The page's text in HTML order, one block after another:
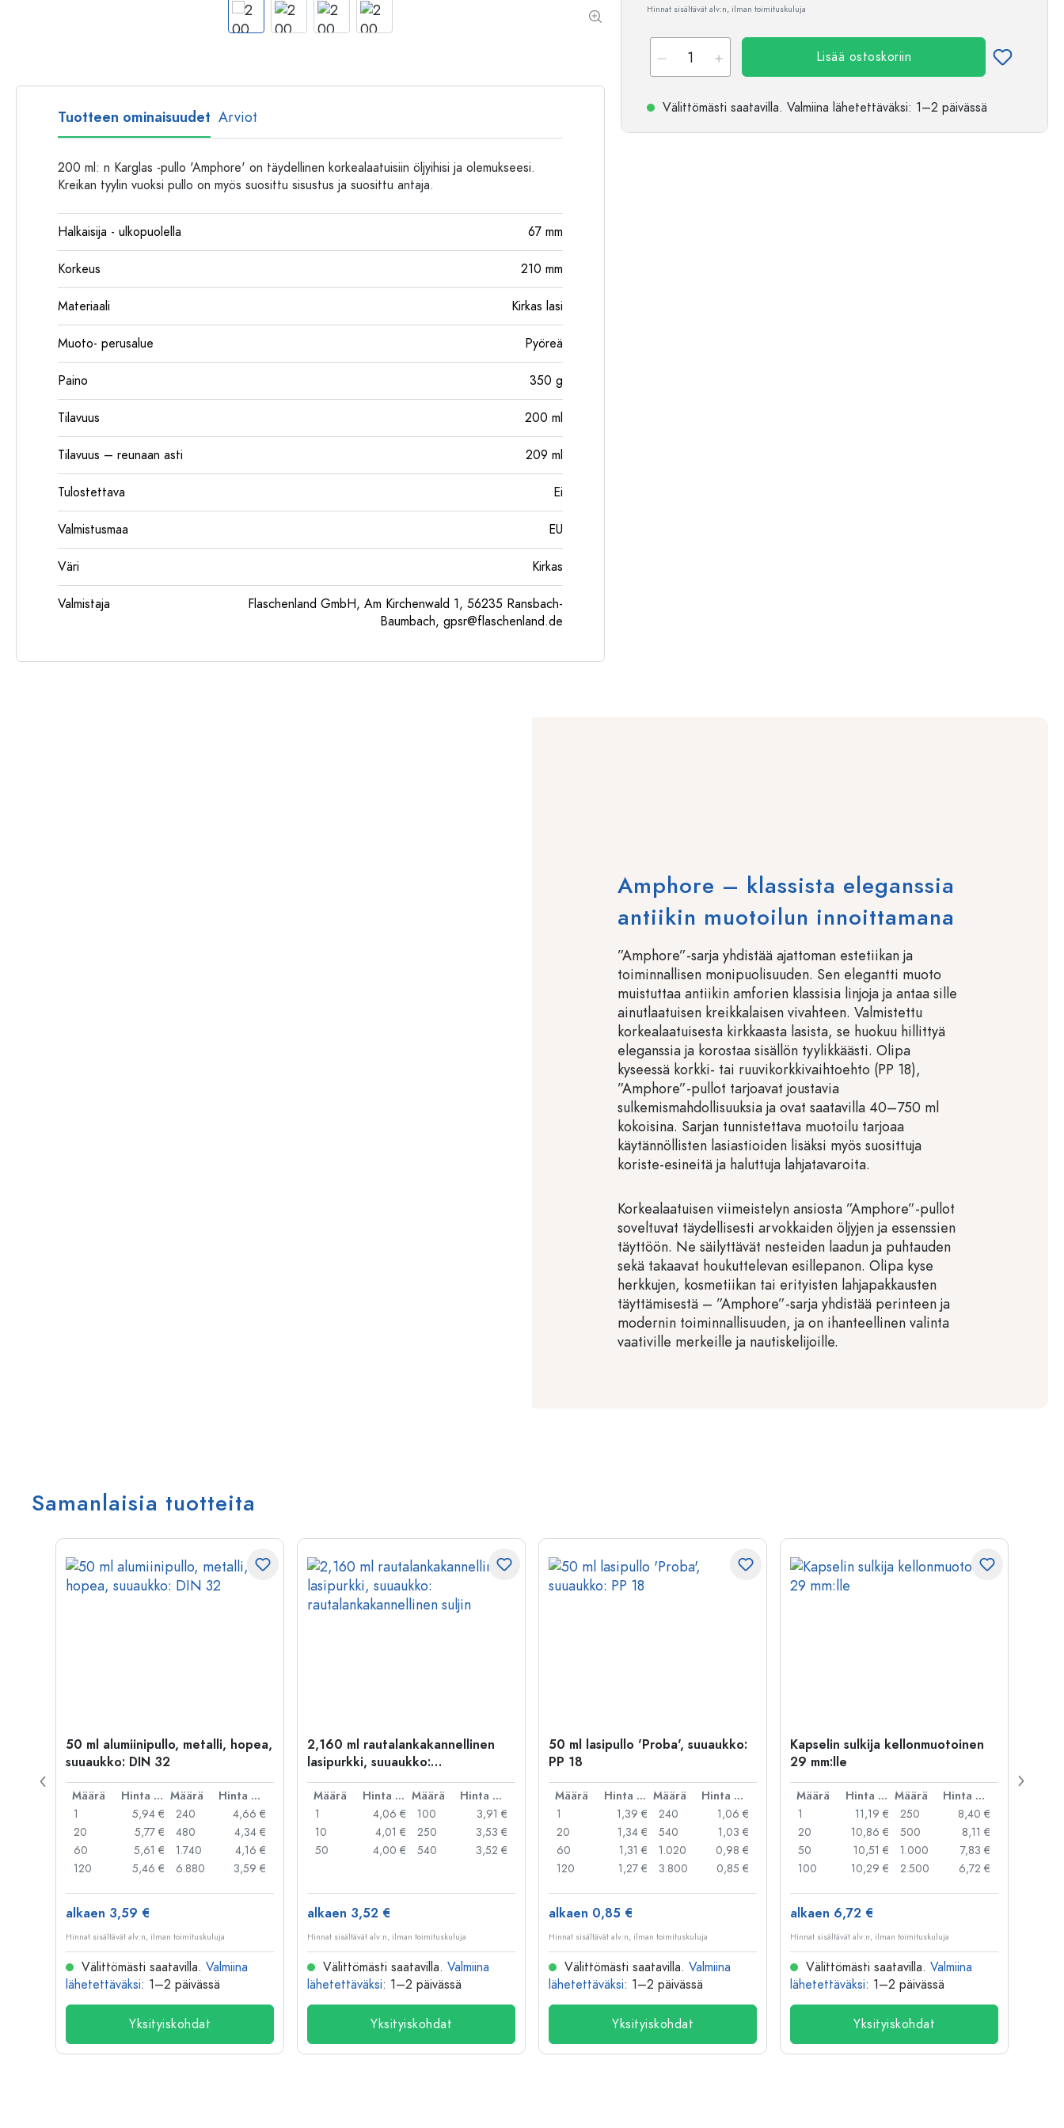
Muovipullot
Hinnat sisältävät alv:n, ilman toimituskuluja
Lisää ostoskoriin
Välittömästi saatavilla. Valmiina lähetettäväksi: 1–2 päivässä
Tuotteen ominaisuudet Arviot
200 ml: n Karglas -pullo 'Amphore' on täydellinen korkealaatuisiin öljyihisi ja olemukseesi.
Kreikan tyylin vuoksi pullo on myös suosittu sisustus ja suosittu antaja.
Halkaisija - ulkopuolella 67 mm
Korkeus 210 mm
Materiaali Kirkas lasi
Muoto- perusalue Pyöreä
Paino 350 g
Tilavuus 200 ml
Tilavuus – reunaan asti 209 ml
Tulostettava Ei
Valmistusmaa EU
Väri Kirkas
Valmistaja
Flaschenland GmbH, Am Kirchenwald 1, 56235 Ransbach-
Baumbach, gpsr@flaschenland.de
Amphore – klassista eleganssia
antiikin muotoilun innoittamana
”Amphore”-sarja yhdistää ajattoman estetiikan ja
toiminnallisen monipuolisuuden. Sen elegantti muoto
muistuttaa antiikin amforien klassisia linjoja ja antaa sille
ainutlaatuisen kreikkalaisen vivahteen. Valmistettu
korkealaatuisesta kirkkaasta lasista, se huokuu hillittyä
eleganssia ja korostaa sisällön tyylikkäästi. Olipa
kyseessä korkki- tai ruuvikorkkivaihtoehto (PP 18),
”Amphore”-pullot tarjoavat joustavia
sulkemismahdollisuuksia ja ovat saatavilla 40–750 ml
kokoisina. Sarjan tunnistettava muotoilu tarjoaa
käytännöllisten lasiastioiden lisäksi myös suosittuja
koriste-esineitä ja haluttuja lahjatavaroita.
Korkealaatuisen viimeistelyn ansiosta ”Amphore”-pullot
soveltuvat täydellisesti arvokkaiden öljyjen ja essenssien
täyttöön. Ne säilyttävät nesteiden laadun ja puhtauden
sekä takaavat houkuttelevan esillepanon. Olipa kyse
herkkujen, kosmetiikan tai erityisten lahjapakkausten
täyttämisestä – ”Amphore”-sarja yhdistää perinteen ja
modernin toiminnallisuuden, ja on ihanteellinen valinta
vaativille merkeille ja nautiskelijoille.
Samanlaisia tuotteita
50 ml alumiinipullo, metalli, hopea,
suuaukko: DIN 32
Määrä Hinta per kpl Määrä
Hinta per kpl
1
5,94 €
20
5,77 €
60
5,61 €
120
5,46 €
240
4,66 €
480
4,34 €
1.740
4,16 €
6.880
3,59 €
alkaen 3,59 €
Hinnat sisältävät alv:n, ilman toimituskuluja
Välittömästi saatavilla. Valmiina
lähetettäväksi: 1–2 päivässä
Yksityiskohdat
2,160 ml rautalankakannellinen
lasipurkki, suuaukko:
rautalankakannellinen suljin
Määrä Hinta per kpl Määrä
Hinta per kpl
1
4,06 €
10
4,01 €
50
4,00 €
100
3,91 €
250
3,53 €
540
3,52 €
alkaen 3,52 €
Hinnat sisältävät alv:n, ilman toimituskuluja
Välittömästi saatavilla. Valmiina
lähetettäväksi: 1–2 päivässä
Yksityiskohdat
50 ml lasipullo 'Proba', suuaukko:
PP 18
Määrä Hinta per kpl Määrä
Hinta per kpl
1
1,39 €
20
1,34 €
60
1,31 €
120
1,27 €
240
1,06 €
540
1,03 €
1.020
0,98 €
3.800
0,85 €
alkaen 0,85 €
Hinnat sisältävät alv:n, ilman toimituskuluja
Välittömästi saatavilla. Valmiina
lähetettäväksi: 1–2 päivässä
Yksityiskohdat
Kapselin sulkija kellonmuotoinen
29 mm:lle
Määrä Hinta per kpl Määrä
Hinta per kpl
1
11,19 €
20
10,86 €
50
10,51 €
100
10,29 €
250
8,40 €
500
8,11 €
1.000
7,83 €
2.500
6,72 €
alkaen 6,72 €
Hinnat sisältävät alv:n, ilman toimituskuluja
Välittömästi saatavilla. Valmiina
lähetettäväksi: 1–2 päivässä
Yksityiskohdat